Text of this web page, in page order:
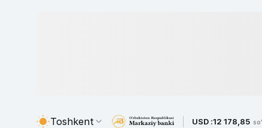
Toshkent USD :12 178,85